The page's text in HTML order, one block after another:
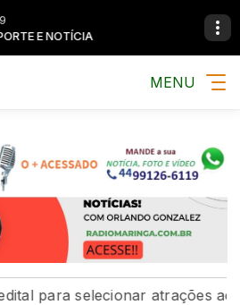
NOTÍCIA
MENU
selecionar atrações ao